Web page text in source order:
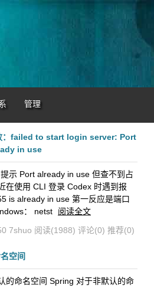
管理
：failed to start login server: Port
in use
示 Port already in use 但查不到占
在使用 CLI 登录 Codex 时遇到报
is already in use 第一反应是端口
： netst
阅读全文
7shuo 阅读(1988) 评论(0) 推荐(0)
空间
的命名空间 Spring 对于非默认的命